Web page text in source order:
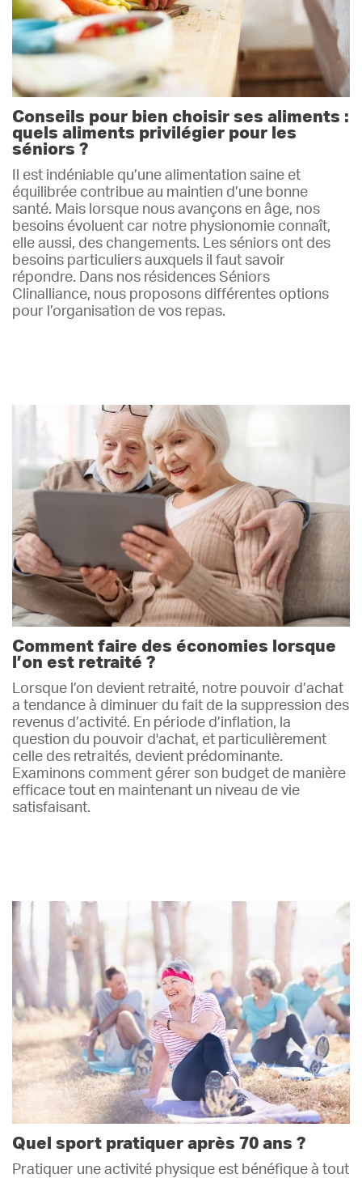
Conseils pour bien choisir ses aliments :
quels aliments privilégier pour les
séniors ?
Il est indéniable qu’une alimentation saine et
équilibrée contribue au maintien d’une bonne
santé. Mais lorsque nous avançons en âge, nos
besoins évoluent car notre physionomie connaît,
elle aussi, des changements. Les séniors ont des
besoins particuliers auxquels il faut savoir
répondre. Dans nos résidences Séniors
Clinalliance, nous proposons différentes options
pour l’organisation de vos repas.
Comment faire des économies lorsque
l’on est retraité ?
Lorsque l’on devient retraité, notre pouvoir d’achat
a tendance à diminuer du fait de la suppression des
revenus d’activité. En période d’inflation, la
question du pouvoir d'achat, et particulièrement
celle des retraités, devient prédominante.
Examinons comment gérer son budget de manière
efficace tout en maintenant un niveau de vie
satisfaisant.
Quel sport pratiquer après 70 ans ?
Pratiquer une activité physique est bénéfique à tout